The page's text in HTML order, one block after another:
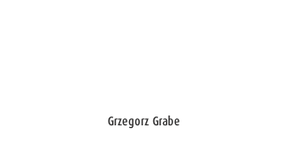
Grzegorz Grabe